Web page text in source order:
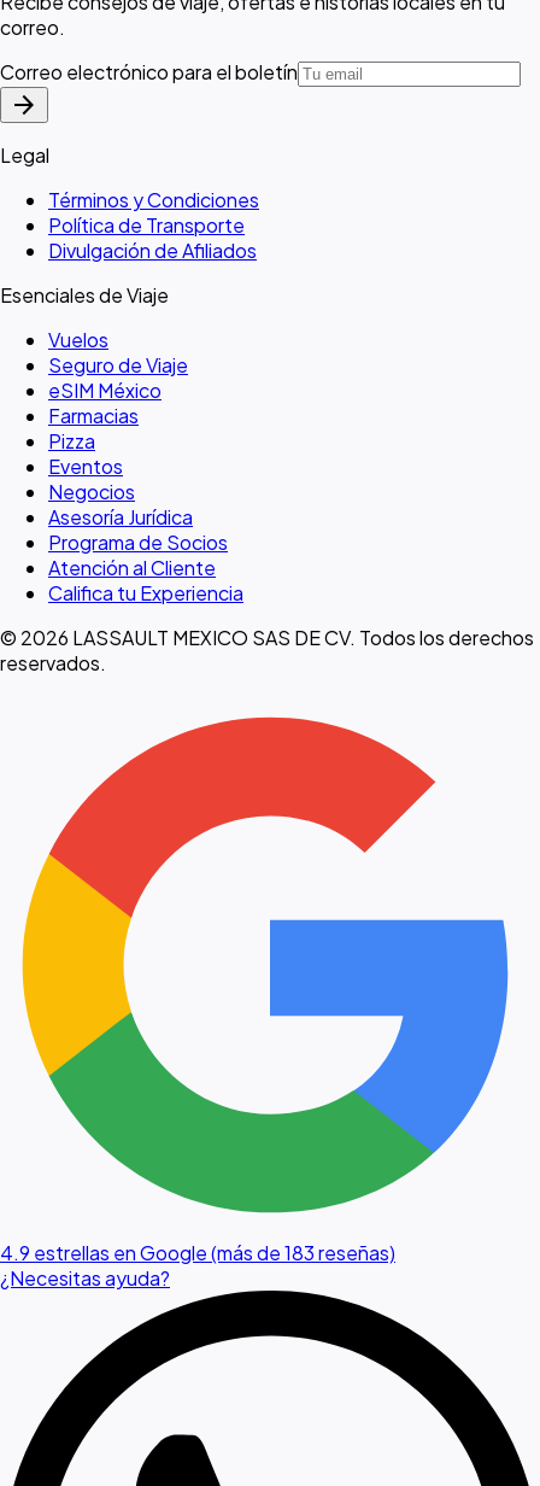
correo.
Correo electrónico para el boletín
arrow_forward
Legal
Términos y Condiciones
Política de Transporte
Divulgación de Afiliados
Esenciales de Viaje
Vuelos
Seguro de Viaje
eSIM México
Farmacias
Pizza
Eventos
Negocios
Asesoría Jurídica
Programa de Socios
Atención al Cliente
Califica tu Experiencia
© 2026 LASSAULT MEXICO SAS DE CV. Todos los derechos
reservados.
4.9 estrellas en Google (más de 183 reseñas)
¿Necesitas ayuda?